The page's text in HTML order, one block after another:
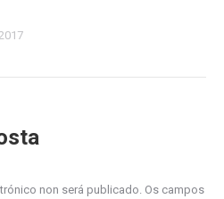
non será publicado. Os campos